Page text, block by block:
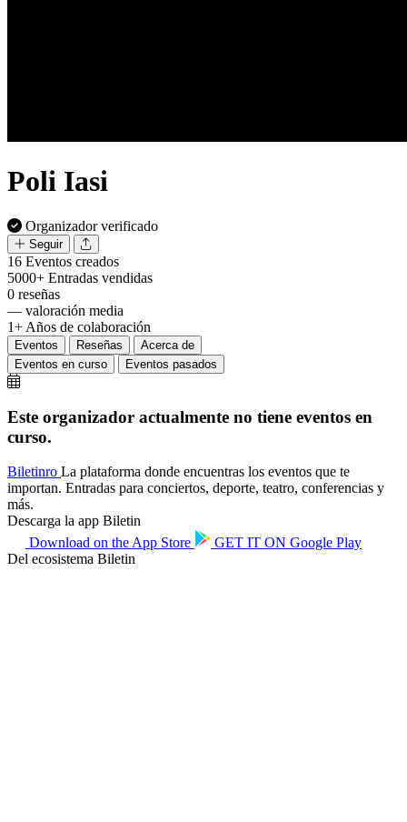
Poli Iasi
Organizador verificado
Seguir
16 Eventos creados
5000+ Entradas vendidas
0 reseñas
— valoración media
1+ Años de colaboración
Eventos Reseñas
Acerca de
Eventos en curso
Eventos pasados
Este organizador actualmente no tiene eventos en
curso.
Biletinro La plataforma donde encuentras los eventos que te
importan. Entradas para conciertos, deporte, teatro, conferencias y
más.
Descarga la app Biletin
Download on the App Store GET IT ON Google Play
Del ecosistema Biletin